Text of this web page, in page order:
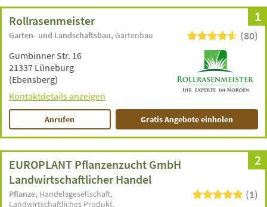
1
Rollrasenmeister
Garten- und Landschaftsbau Gartenbau (80)
Gumbinner Str. 16
21337 Lüneburg
(Ebensberg)
Kontaktdetails anzeigen
Anrufen Gratis Angebote einholen
2
EUROPLANT Pflanzenzucht GmbH
Landwirtschaftlicher Handel
Pflanze Handelsgesellschaft
Landwirtschaftliches Produkt
(1)